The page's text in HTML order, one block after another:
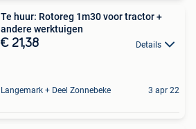
Te huur: Rotoreg 1m30 voor tractor +
andere werktuigen
€ 21,38 Details
Langemark + Deel Zonnebeke 3 apr 22